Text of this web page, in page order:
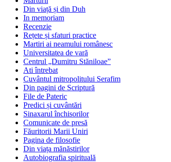
Din viață și din Duh
In memoriam
Recenzie
Rețete și sfaturi practice
Martiri ai neamului românesc
Universitatea de vară
Centrul „Dumitru Stăniloae”
Ati întrebat
Cuvântul mitropolitului Serafim
Din pagini de Scriptură
File de Pateric
Predici și cuvântări
Sinaxarul închisorilor
Comunicate de presă
Făuritorii Marii Uniri
Pagina de filosofie
Din viața mănăstirilor
Autobiografia spirituală